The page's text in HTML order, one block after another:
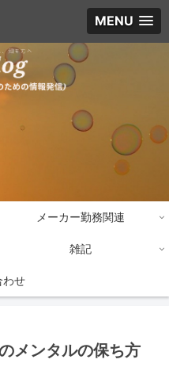
MENU
メーカー勤務関連
雑記
わせ
メンタルの保ち方